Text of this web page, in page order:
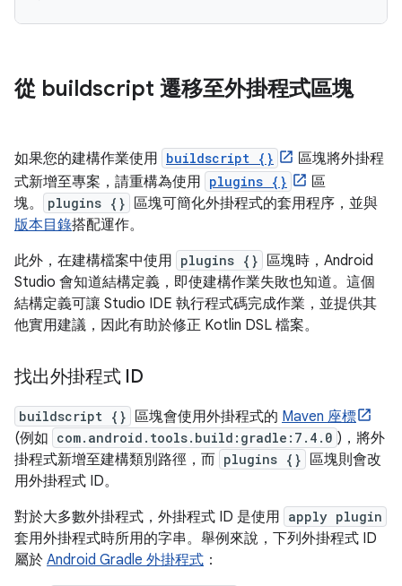
從 buildscript 遷移至外掛程式區塊
如果您的建構作業使用 buildscript {}
區塊將外掛程
式新增至專案，請重構為使用 plugins {}
區
塊。
plugins {} 區塊可簡化外掛程式的套用程序，並與
版本目錄搭配運作。
此外，在建構檔案中使用 plugins {} 區塊時，Android
Studio 會知道結構定義，即使建構作業失敗也知道。這個
結構定義可讓 Studio IDE 執行程式碼完成作業，並提供其
他實用建議，因此有助於修正 Kotlin DSL 檔案。
找出外掛程式 ID
buildscript {} 區塊會使用外掛程式的 Maven 座標
(例如 com.android.tools.build:gradle:7.4.0 )，將外
掛程式新增至建構類別路徑，而 plugins {} 區塊則會改
用外掛程式 ID。
對於大多數外掛程式，外掛程式 ID 是使用 apply plugin
套用外掛程式時所用的字串。舉例來說，下列外掛程式 ID
屬於 Android Gradle 外掛程式 ：